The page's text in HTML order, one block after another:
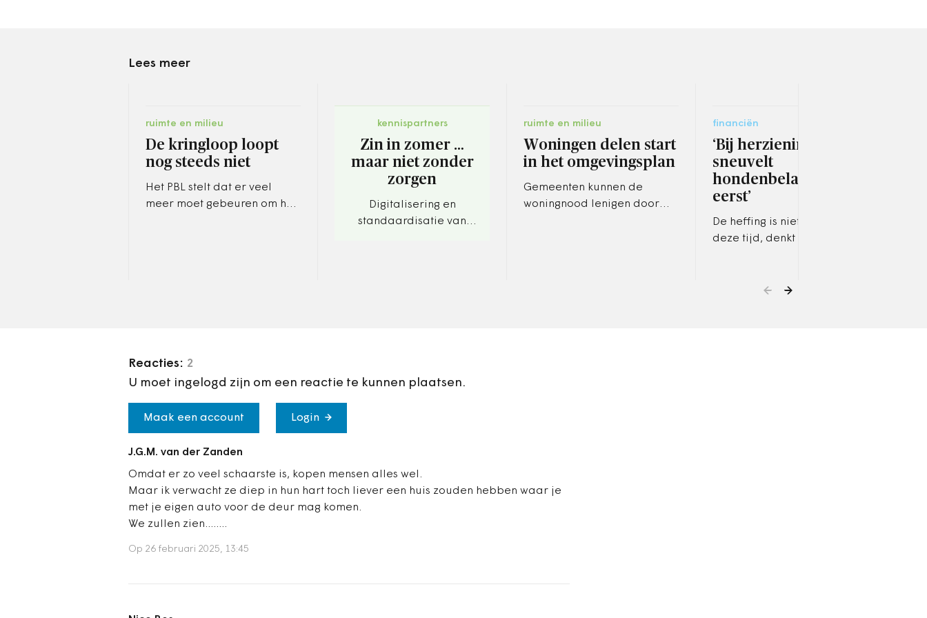
Lees meer
ruimte en milieu
De kringloop loopt
nog steeds niet
Het PBL stelt dat er veel
meer moet gebeuren om het
kennispartners
Zin in zomer …
maar niet zonder
zorgen
Digitalisering en
standaardisatie van
ruimte en milieu
Woningen delen start
in het omgevingsplan
Gemeenten kunnen de
woningnood lenigen door
financiën
‘Bij herziening
sneuvelt
hondenbelasting als
eerst’
De heffing is niet meer van
deze tijd, denkt hoogleraar
Reacties: 2
U moet ingelogd zijn om een reactie te kunnen plaatsen.
Maak een account Login
J.G.M. van der Zanden
Omdat er zo veel schaarste is, kopen mensen alles wel.
Maar ik verwacht ze diep in hun hart toch liever een huis zouden hebben waar je
met je eigen auto voor de deur mag komen.
We zullen zien........
Op 26 februari 2025, 13:45